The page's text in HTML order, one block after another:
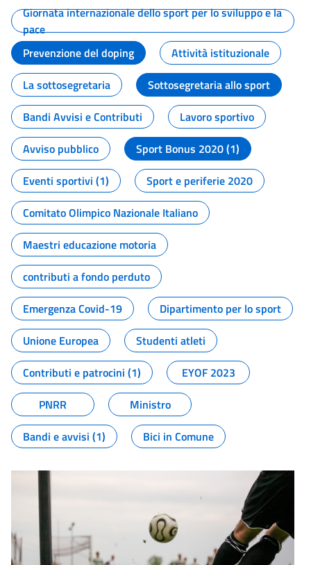
Giornata internazionale dello sport per lo sviluppo e la
pace
Prevenzione del doping
Attività istituzionale
La sottosegretaria
Sottosegretaria allo sport
Bandi Avvisi e Contributi
Lavoro sportivo
Avviso pubblico
Sport Bonus 2020 (1)
Eventi sportivi (1)
Sport e periferie 2020
Comitato Olimpico Nazionale Italiano
Maestri educazione motoria
contributi a fondo perduto
Emergenza Covid-19
Dipartimento per lo sport
Unione Europea
Studenti atleti
Contributi e patrocini (1)
EYOF 2023
PNRR
Ministro
Bandi e avvisi (1)
Bici in Comune